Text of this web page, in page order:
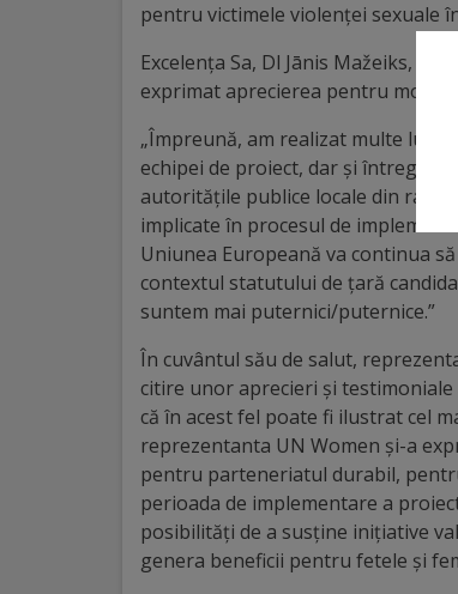
Orașul
imagini
Galerie
video
Galerii
Administrație
Primărie
Primar
Viceprimari
pentru victimele violenței sexuale
Excelența Sa, Dl Jānis Mažeiks,
exprimat aprecierea pentru modul
„Împreună, am realizat multe
echipei de proiect, dar și întregei
autoritățile publice locale din
implicate în procesul de
Uniunea Europeană va continua
contextul statutului de țară
suntem mai puternici/puternice.”
În cuvântul său de salut,
citire unor aprecieri și
că în acest fel poate fi ilustrat cel
reprezentanta UN Women și-a
pentru parteneriatul durabil,
perioada de implementare a
posibilități de a susține inițiative
genera beneficii pentru fetele și